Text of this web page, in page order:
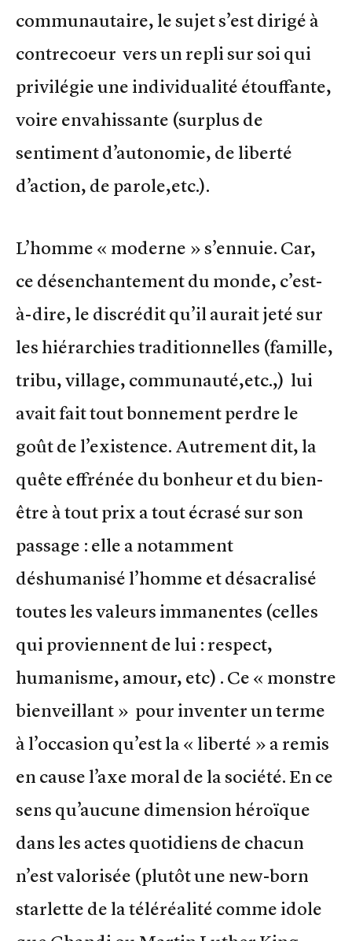
communautaire, le sujet s’est dirigé à
contrecoeur vers un repli sur soi qui
privilégie une individualité étouffante,
voire envahissante (surplus de
sentiment d’autonomie, de liberté
d’action, de parole,etc.).
L’homme « moderne » s’ennuie. Car,
ce désenchantement du monde, c’est-
à-dire, le discrédit qu’il aurait jeté sur
les hiérarchies traditionnelles (famille,
tribu, village, communauté,etc.,) lui
avait fait tout bonnement perdre le
goût de l’existence. Autrement dit, la
quête effrénée du bonheur et du bien-
être à tout prix a tout écrasé sur son
passage : elle a notamment
déshumanisé l’homme et désacralisé
toutes les valeurs immanentes (celles
qui proviennent de lui : respect,
humanisme, amour, etc) . Ce « monstre
bienveillant » pour inventer un terme
à l’occasion qu’est la « liberté » a remis
en cause l’axe moral de la société. En ce
sens qu’aucune dimension héroïque
dans les actes quotidiens de chacun
n’est valorisée (plutôt une new-born
starlette de la téléréalité comme idole